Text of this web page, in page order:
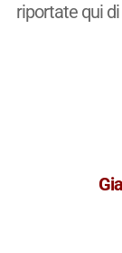
riportate qui